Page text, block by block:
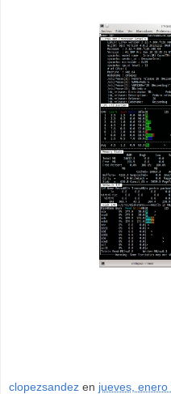
clopezsandez en jueves,